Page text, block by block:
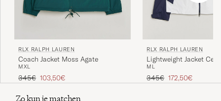
RLX RALPH LAUREN
Coach Jacket Moss Agate
MXL
Reguliere prijs
345€ Verlaagd prijs
103,50€
RLX RALPH LAUREN
Lightweight Jacket
White/Refined Navy
M L
Reguliere prijs
345€ Verlaagd prijs
172,50€
Zo kun je matchen